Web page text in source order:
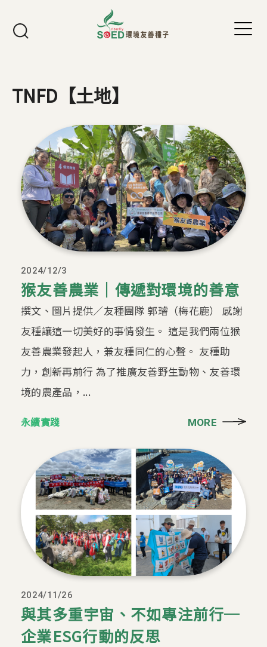
Jump to Navigation
Jump to Main content
TNFD【土地】
2024/12/3
猴友善農業｜傳遞對環境的善意
撰文、圖片提供／友種團隊 郭璿（梅花鹿） 感謝
友種讓這一切美好的事情發生。 這是我們兩位猴
友善農業發起人，兼友種同仁的心聲。 友種助
力，創新再前行 為了推廣友善野生動物、友善環
境的農產品，...
永續實踐 MORE
2024/11/26
與其多重宇宙、不如專注前行─
企業ESG行動的反思